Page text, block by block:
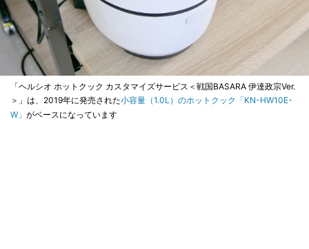
「ヘルシオ ホットクック カスタマイズサービス＜戦国BASARA 伊達政宗Ver.
＞」は、2019年に発売された小容量（1.0L）のホットクック「KN-HW10E-
W」 がベースになっています